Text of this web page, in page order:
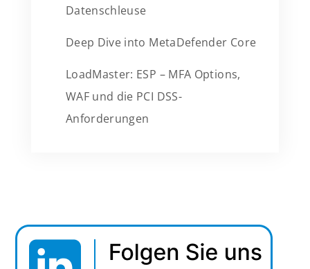
Datenschleuse
Deep Dive into MetaDefender Core
LoadMaster: ESP – MFA Options,
WAF und die PCI DSS-
Anforderungen